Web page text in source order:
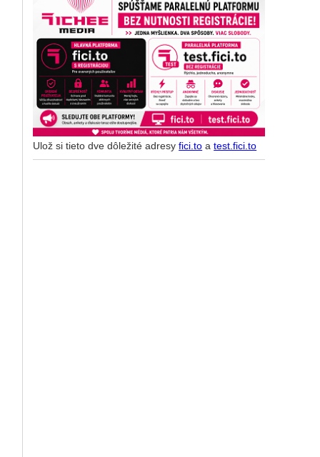
Ulož si tieto dve dôležité adresyfici.to atest.fici.to